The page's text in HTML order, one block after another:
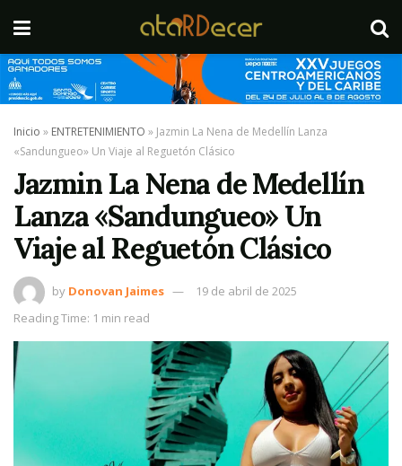
Inicio » ENTRETENIMIENTO » Jazmin La Nena de Medellín Lanza
«Sandungueo» Un Viaje al Reguetón Clásico
Jazmin La Nena de Medellín
Lanza «Sandungueo» Un
Viaje al Reguetón Clásico
by Donovan Jaimes
19 de abril de 2025
Reading Time: 1 min read